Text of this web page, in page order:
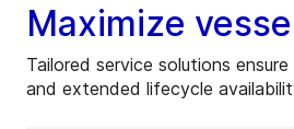
Maximize
Tailored service solutions
and extended lifecycle